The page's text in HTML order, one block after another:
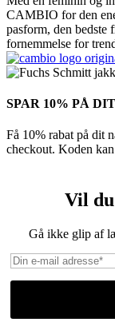
CAMBIO for den
pasform, den bedste
fornemmelse for
SPAR 10% PÅ
Få 10% rabat på dit
checkout. Koden
Vil
Gå ikke glip af